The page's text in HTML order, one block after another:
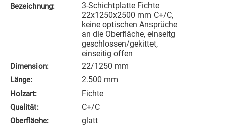
Bezeichnung:
3-Schichtplatte Fichte
22x1250x2500 mm C+/C,
keine optischen Ansprüche
an die Oberfläche, einseitg
geschlossen/gekittet,
einseitig offen
Dimension: 22/1250 mm
Länge: 2.500 mm
Holzart: Fichte
Qualität: C+/C
Oberfläche: glatt